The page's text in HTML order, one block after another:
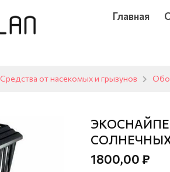
Главная
Средства от насекомых и грызунов
1800,00 ₽